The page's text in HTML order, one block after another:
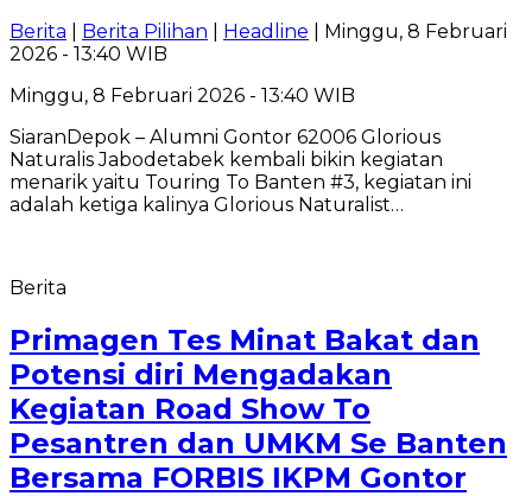
Berita Berita Pilihan Headline | Minggu, 8 Februari
2026 - 13:40 WIB
Minggu, 8 Februari 2026 - 13:40 WIB
SiaranDepok – Alumni Gontor 62006 Glorious
Naturalis Jabodetabek kembali bikin kegiatan
menarik yaitu Touring To Banten #3, kegiatan ini
adalah ketiga kalinya Glorious Naturalist…
Berita
Primagen Tes Minat Bakat dan
Potensi diri Mengadakan
Kegiatan Road Show To
Pesantren dan UMKM Se Banten
Bersama FORBIS IKPM Gontor